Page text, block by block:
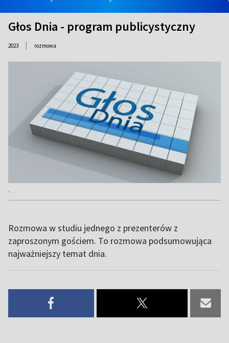
Głos Dnia - program publicystyczny
2023 | rozmowa
.
Rozmowa w studiu jednego z prezenterów z
zaproszonym gościem. To rozmowa podsumowująca
najważniejszy temat dnia.